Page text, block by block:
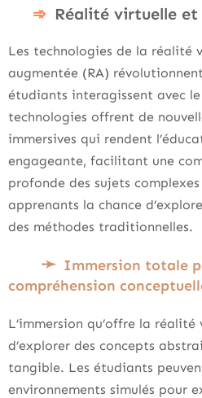
Réalité virtuelle
Les technologies de la réalité
augmentée (RA)
étudiants interagissent avec
technologies offrent de
immersives qui rendent
engageante, facilitant une
profonde des sujets
apprenants la chance
des méthodes traditionnelles.
Immersion totale
compréhension
L’immersion qu’offre la
d’explorer des concepts
tangible. Les étudiants
environnements simulés pour